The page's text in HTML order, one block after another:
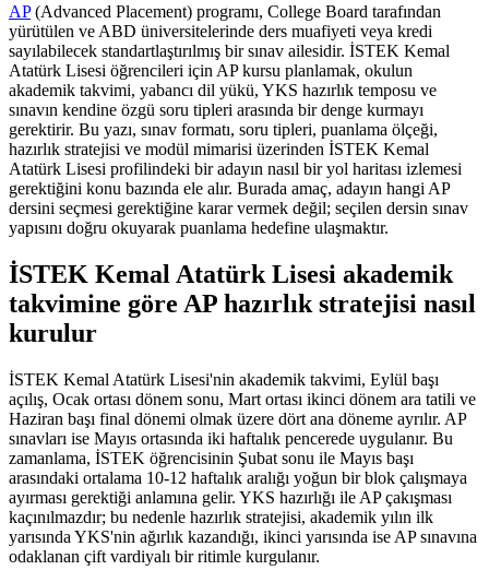
AP(Advanced Placement) programı, College Board tarafından
yürütülen ve ABD üniversitelerinde ders muafiyeti veya kredi
sayılabilecek standartlaştırılmış bir sınav ailesidir. İSTEK Kemal
Atatürk Lisesi öğrencileri için AP kursu planlamak, okulun
akademik takvimi, yabancı dil yükü, YKS hazırlık temposu ve
sınavın kendine özgü soru tipleri arasında bir denge kurmayı
gerektirir. Bu yazı, sınav formatı, soru tipleri, puanlama ölçeği,
hazırlık stratejisi ve modül mimarisi üzerinden İSTEK Kemal
Atatürk Lisesi profilindeki bir adayın nasıl bir yol haritası izlemesi
gerektiğini konu bazında ele alır. Burada amaç, adayın hangi AP
dersini seçmesi gerektiğine karar vermek değil; seçilen dersin sınav
yapısını doğru okuyarak puanlama hedefine ulaşmaktır.
İSTEK Kemal Atatürk Lisesi akademik
takvimine göre AP hazırlık stratejisi nasıl
kurulur
İSTEK Kemal Atatürk Lisesi'nin akademik takvimi, Eylül başı
açılış, Ocak ortası dönem sonu, Mart ortası ikinci dönem ara tatili ve
Haziran başı final dönemi olmak üzere dört ana döneme ayrılır. AP
sınavları ise Mayıs ortasında iki haftalık pencerede uygulanır. Bu
zamanlama, İSTEK öğrencisinin Şubat sonu ile Mayıs başı
arasındaki ortalama 10-12 haftalık aralığı yoğun bir blok çalışmaya
ayırması gerektiği anlamına gelir. YKS hazırlığı ile AP çakışması
kaçınılmazdır; bu nedenle hazırlık stratejisi, akademik yılın ilk
yarısında YKS'nin ağırlık kazandığı, ikinci yarısında ise AP sınavına
odaklanan çift vardiyalı bir ritimle kurgulanır.